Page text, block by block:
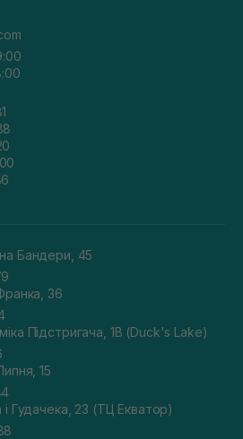
Бандери, 45
36
Підстригача, 1В (Duck's Lake)
15
і Гудачека, 23 (ТЦ Екватор)